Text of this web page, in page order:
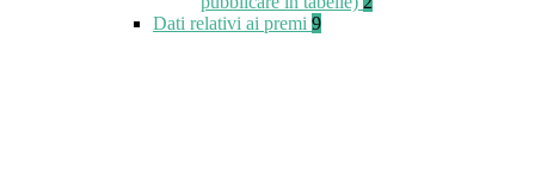
Dati relativi ai premi 9